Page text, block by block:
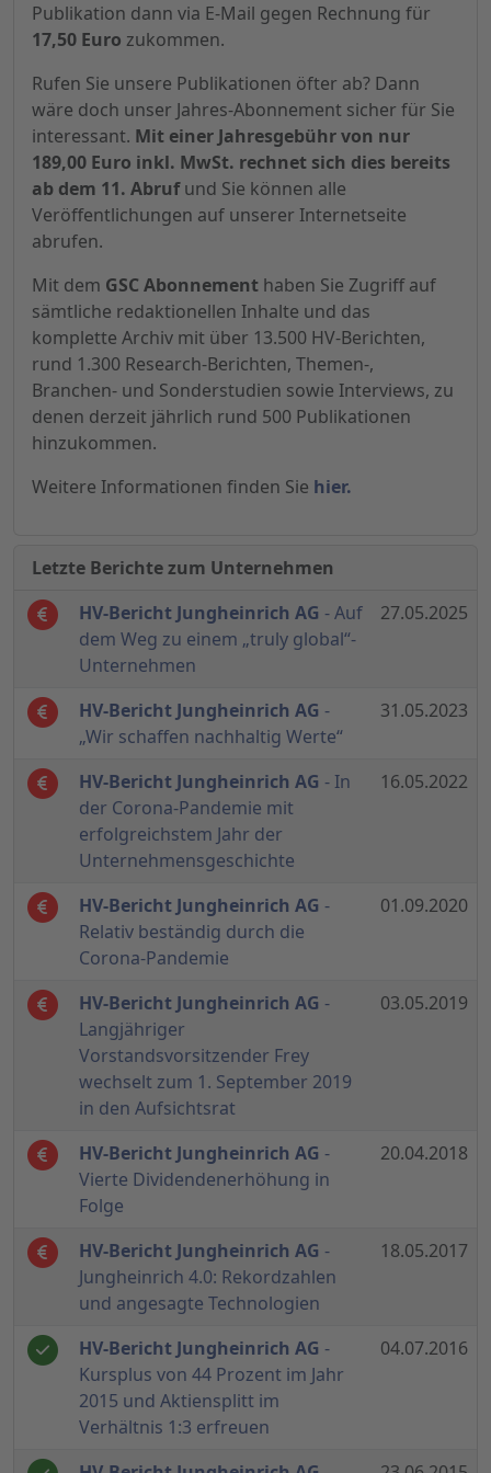
Publikation dann via E-Mail gegen Rechnung für
17,50 Euro zukommen.
Rufen Sie unsere Publikationen öfter ab? Dann
wäre doch unser Jahres-Abonnement sicher für Sie
interessant. Mit einer Jahresgebühr von nur
189,00 Euro inkl. MwSt. rechnet sich dies bereits
ab dem 11. Abrufund Sie können alle
Veröffentlichungen auf unserer Internetseite
abrufen.
Mit dem GSC Abonnement haben Sie Zugriff auf
sämtliche redaktionellen Inhalte und das
komplette Archiv mit über 13.500 HV-Berichten,
rund 1.300 Research-Berichten, Themen-,
Branchen- und Sonderstudien sowie Interviews, zu
denen derzeit jährlich rund 500 Publikationen
hinzukommen.
Weitere Informationen finden Sie hier.
Letzte Berichte zum Unternehmen
HV-Bericht Jungheinrich AG - Auf
dem Weg zu einem „truly global“-
Unternehmen
27.05.2025
HV-Bericht Jungheinrich AG -
„Wir schaffen nachhaltig Werte“
31.05.2023
HV-Bericht Jungheinrich AG - In
der Corona-Pandemie mit
erfolgreichstem Jahr der
Unternehmensgeschichte
16.05.2022
HV-Bericht Jungheinrich AG -
Relativ beständig durch die
Corona-Pandemie
01.09.2020
HV-Bericht Jungheinrich AG -
Langjähriger
Vorstandsvorsitzender Frey
wechselt zum 1. September 2019
in den Aufsichtsrat
03.05.2019
HV-Bericht Jungheinrich AG -
Vierte Dividendenerhöhung in
Folge
20.04.2018
HV-Bericht Jungheinrich AG -
Jungheinrich 4.0: Rekordzahlen
und angesagte Technologien
18.05.2017
HV-Bericht Jungheinrich AG -
Kursplus von 44 Prozent im Jahr
2015 und Aktiensplitt im
Verhältnis 1:3 erfreuen
04.07.2016